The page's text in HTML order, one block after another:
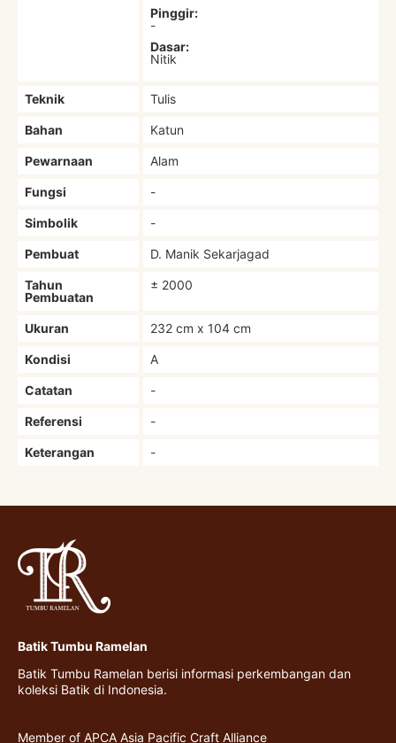
Pinggir:
-
Dasar:
Nitik
Teknik Tulis
Bahan Katun
Pewarnaan Alam
Fungsi -
Simbolik -
Pembuat D. Manik Sekarjagad
Tahun
Pembuatan
± 2000
Ukuran 232 cm x 104 cm
Kondisi A
Catatan -
Referensi -
Keterangan -
Batik Tumbu Ramelan
Batik Tumbu Ramelan berisi informasi perkembangan dan
koleksi Batik di Indonesia.
Member of APCA Asia Pacific Craft Alliance